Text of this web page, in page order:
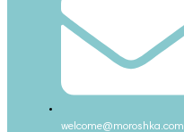
welcome@moroshka.com